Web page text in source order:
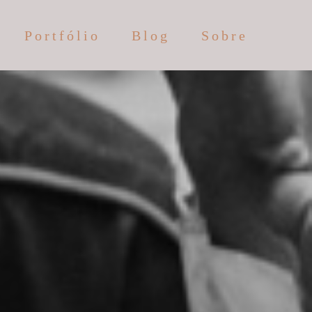
Portfólio Blog Sobre